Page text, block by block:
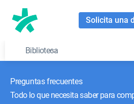
Solicita una
Biblioteca
Preguntas frecuentes
Todo lo que necesita saber para